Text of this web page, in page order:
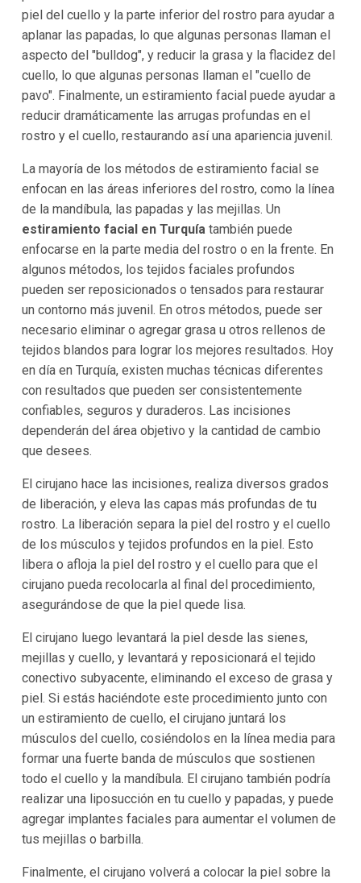
piel del cuello y la parte inferior del rostro para ayudar a
aplanar las papadas, lo que algunas personas llaman el
aspecto del "bulldog", y reducir la grasa y la flacidez del
cuello, lo que algunas personas llaman el "cuello de
pavo". Finalmente, un estiramiento facial puede ayudar a
reducir dramáticamente las arrugas profundas en el
rostro y el cuello, restaurando así una apariencia juvenil.
La mayoría de los métodos de estiramiento facial se
enfocan en las áreas inferiores del rostro, como la línea
de la mandíbula, las papadas y las mejillas. Un
estiramiento facial en Turquía también puede
enfocarse en la parte media del rostro o en la frente. En
algunos métodos, los tejidos faciales profundos
pueden ser reposicionados o tensados para restaurar
un contorno más juvenil. En otros métodos, puede ser
necesario eliminar o agregar grasa u otros rellenos de
tejidos blandos para lograr los mejores resultados. Hoy
en día en Turquía, existen muchas técnicas diferentes
con resultados que pueden ser consistentemente
confiables, seguros y duraderos. Las incisiones
dependerán del área objetivo y la cantidad de cambio
que desees.
El cirujano hace las incisiones, realiza diversos grados
de liberación, y eleva las capas más profundas de tu
rostro. La liberación separa la piel del rostro y el cuello
de los músculos y tejidos profundos en la piel. Esto
libera o afloja la piel del rostro y el cuello para que el
cirujano pueda recolocarla al final del procedimiento,
asegurándose de que la piel quede lisa.
El cirujano luego levantará la piel desde las sienes,
mejillas y cuello, y levantará y reposicionará el tejido
conectivo subyacente, eliminando el exceso de grasa y
piel. Si estás haciéndote este procedimiento junto con
un estiramiento de cuello, el cirujano juntará los
músculos del cuello, cosiéndolos en la línea media para
formar una fuerte banda de músculos que sostienen
todo el cuello y la mandíbula. El cirujano también podría
realizar una liposucción en tu cuello y papadas, y puede
agregar implantes faciales para aumentar el volumen de
tus mejillas o barbilla.
Finalmente, el cirujano volverá a colocar la piel sobre la